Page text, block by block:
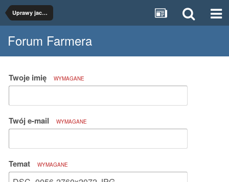
Uprawy jacus 2
Forum Farmera
Twoje imię WYMAGANE
Twój e-mail WYMAGANE
Temat WYMAGANE